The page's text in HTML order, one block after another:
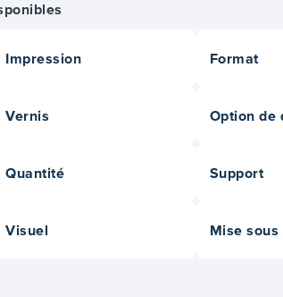
Impression Format
Vernis Option de
Quantité Support
Visuel Mise